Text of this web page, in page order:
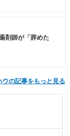
剤師が「辞めた
の記事をもっと見る